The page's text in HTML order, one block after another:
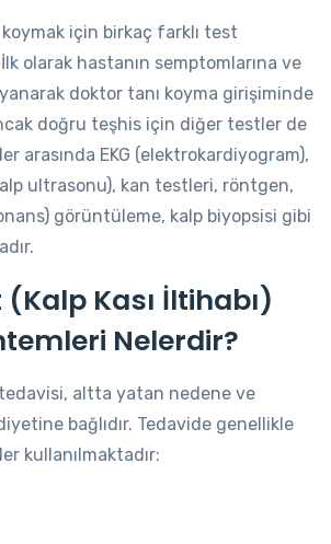
koymak için birkaç farklı test
olarak hastanın semptomlarına ve
doktor tanı koyma girişiminde
doğru teşhis için diğer testler de
arasında EKG (elektrokardiyogram),
ultrasonu), kan testleri, röntgen,
görüntüleme, kalp biyopsisi gibi
Kası İltihabı)
Nelerdir?
tedavisi, altta yatan nedene ve
bağlıdır. Tedavide genellikle
kullanılmaktadır: